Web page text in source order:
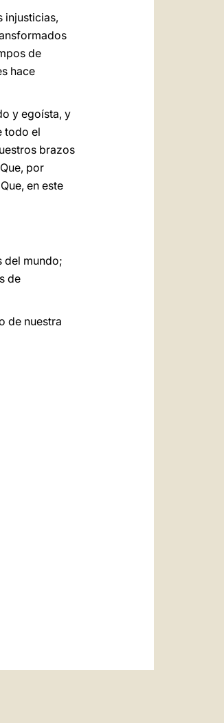
injusticias,
de
hace
y egoísta, y
todo el
brazos
por
en este
del mundo;
de
de nuestra